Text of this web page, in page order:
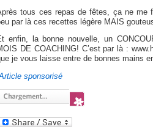
tous ces repas de fêtes, ça ne me
par là ces recettes légère MAIS
enfin, la bonne nouvelle, un
DE COACHING! C’est par là :
je vous laisse entre de bonnes mains
sponsorisé